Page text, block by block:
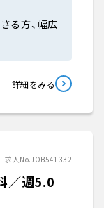
る方、幅広
詳細をみる
求人No.JOB541332
／週5.0